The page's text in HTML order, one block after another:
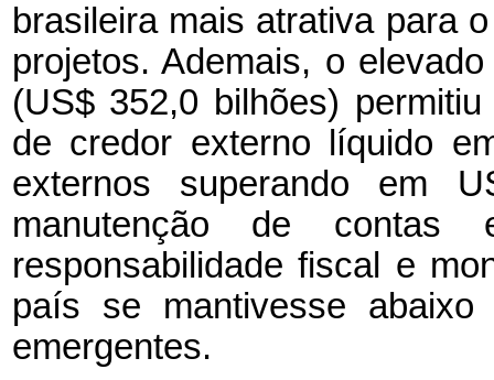
brasileira mais atrativa para
projetos. Ademais, o
(US$ 352,0 bilhões)
de credor externo líquido
externos superando em
manutenção de contas
responsabilidade fiscal e
país se mantivesse
emergentes.